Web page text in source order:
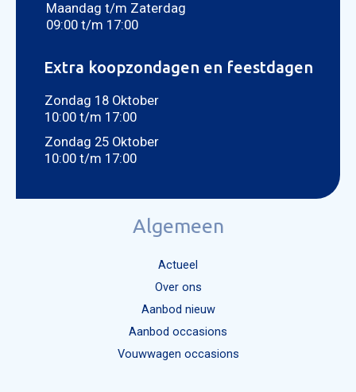
Maandag t/m Zaterdag
09:00 t/m 17:00
Extra koopzondagen en feestdagen
Zondag 18 Oktober
10:00 t/m 17:00
Zondag 25 Oktober
10:00 t/m 17:00
Algemeen
Actueel
Over ons
Aanbod nieuw
Aanbod occasions
Vouwwagen occasions